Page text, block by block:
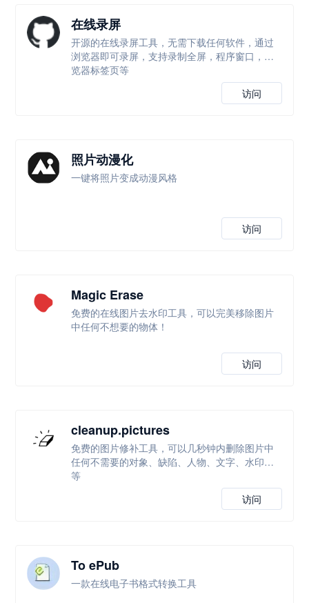
在线录屏
开源的在线录屏工具，无需下载任何软件，通过
浏览器即可录屏，支持录制全屏，程序窗口，浏
览器标签页等
访问
照片动漫化
一键将照片变成动漫风格
访问
Magic Erase
免费的在线图片去水印工具，可以完美移除图片
中任何不想要的物体！
访问
cleanup.pictures
免费的图片修补工具，可以几秒钟内删除图片中
任何不需要的对象、缺陷、人物、文字、水印等
等
访问
To ePub
一款在线电子书格式转换工具